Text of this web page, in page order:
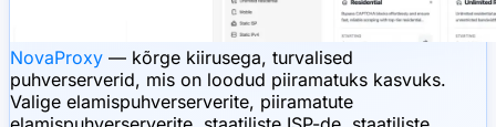
NovaProxy — kõrge kiirusega, turvalised
puhverserverid, mis on loodud piiramatuks kasvuks.
Valige elamispuhverserverite, piiramatute